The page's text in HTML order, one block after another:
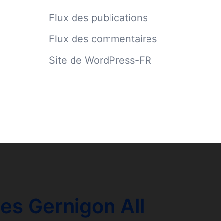
Flux des publications
Flux des commentaires
Site de WordPress-FR
Gernigon All